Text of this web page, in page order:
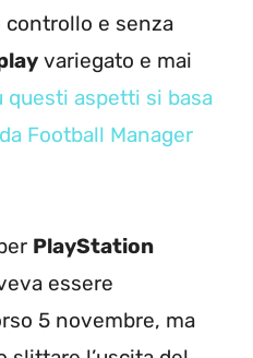
e senza
variegato e mai
questi aspetti si basa
Football Manager
PlayStation
essere
5 novembre, ma